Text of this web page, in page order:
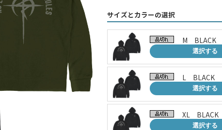
サイズとカラーの選択
M BLACK
選択する
L BLACK
選択する
XL BLACK
選択する